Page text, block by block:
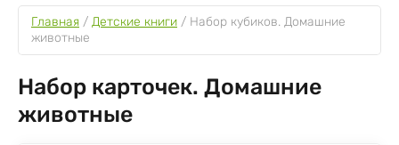
Главная / Детские книги / Набор кубиков. Домашние
животные
Набор карточек. Домашние
животные